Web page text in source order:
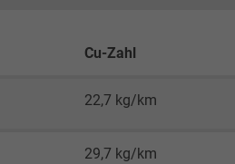
Cookie von Google für Website-
Cu-Zahl
22,7 kg/km
29,7 kg/km